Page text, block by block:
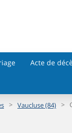
Acte de
> Vaucluse (84) >